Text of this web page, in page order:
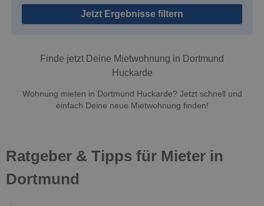
Jetzt Ergebnisse filtern
Finde jetzt Deine Mietwohnung in Dortmund
Huckarde
Wohnung mieten in Dortmund Huckarde? Jetzt schnell und
einfach Deine neue Mietwohnung finden!
Ratgeber & Tipps für Mieter in
Dortmund